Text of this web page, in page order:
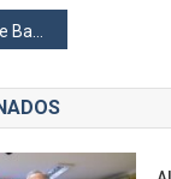
braile